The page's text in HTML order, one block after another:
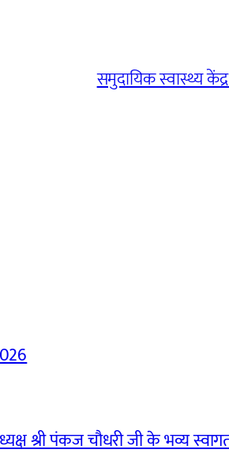
समुदायिक स्वास्थ्य
श्री पंकज चौधरी जी के भव्य